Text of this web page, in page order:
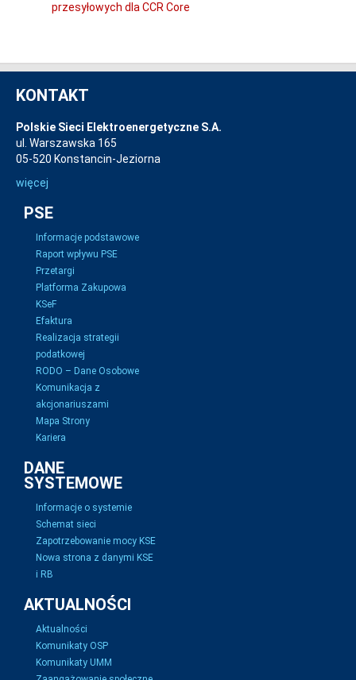
przesyłowych dla CCR Core
KONTAKT
Polskie Sieci Elektroenergetyczne S.A.
ul. Warszawska 165
05-520 Konstancin-Jeziorna
więcej
PSE
Informacje podstawowe
Raport wpływu PSE
Przetargi
Platforma Zakupowa
KSeF
Efaktura
Realizacja strategii
podatkowej
RODO – Dane Osobowe
Komunikacja z
akcjonariuszami
Mapa Strony
Kariera
DANE
SYSTEMOWE
Informacje o systemie
Schemat sieci
Zapotrzebowanie mocy KSE
Nowa strona z danymi KSE
i RB
AKTUALNOŚCI
Aktualności
Komunikaty OSP
Komunikaty UMM